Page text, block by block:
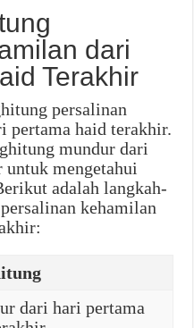
dari
Terakhir
persalinan
pertama haid terakhir.
mundur dari
mengetahui
adalah langkah-
kehamilan
dari hari pertama